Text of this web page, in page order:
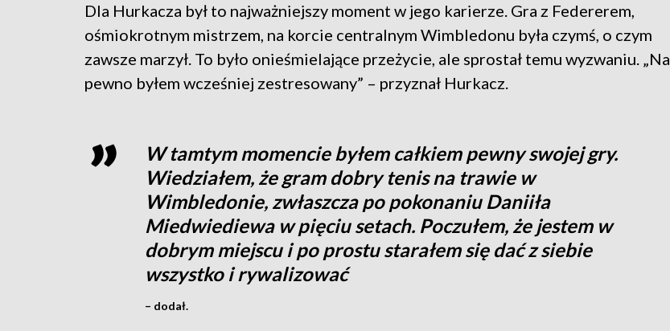
Dla Hurkacza był to najważniejszy moment w jego karierze. Gra z Federerem,
ośmiokrotnym mistrzem, na korcie centralnym Wimbledonu była czymś, o czym
zawsze marzył. To było onieśmielające przeżycie, ale sprostał temu wyzwaniu. „Na
pewno byłem wcześniej zestresowany” – przyznał Hurkacz.
W tamtym momencie byłem całkiem pewny swojej gry.
Wiedziałem, że gram dobry tenis na trawie w
Wimbledonie, zwłaszcza po pokonaniu Daniiła
Miedwiediewa w pięciu setach. Poczułem, że jestem w
dobrym miejscu i po prostu starałem się dać z siebie
wszystko i rywalizować
– dodał.